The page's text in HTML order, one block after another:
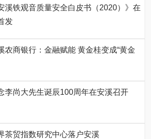
溪铁观音质量安全白皮书（2020）》在
发
农商银行：金融赋能 黄金桂变成“黄金
李尚大先生诞辰100周年在安溪召开
茶贸指数研究中心落户安溪